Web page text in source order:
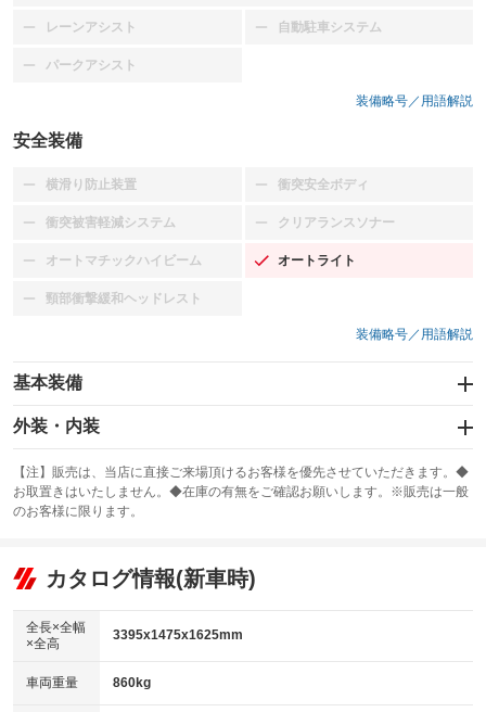
レーンアシスト
：装備なし 自動駐車システム
：装備なし
パークアシスト
：装備なし
装備略号／用語解説
安全装備
横滑り防止装置
：装備なし 衝突安全ボディ
：装備なし
衝突被害軽減システム
：装備なし クリアランスソナー
：装備なし
オートマチックハイビーム
：装備なし オートライト
：装備あり
頸部衝撃緩和ヘッドレスト
：装備なし
装備略号／用語解説
基本装備
エアバッグ：運転席/助手席
：装備あり
：装備なし
サンルーフ
：装備なし ABS
リフトアップ
：装備なし
：装備なし
パワーウィンドウ
アイドリングストップ
：装備なし
外装・内装
カーナビ：メモリーナビ他
：装備あり
TV：フルセグ
：装備あり
ビジュアル：-／DVD再生
：装備あり
：装備あり
革シート
キーレス
【注】販売は、当店に直接ご来場頂けるお客様を優先させていただきます。◆
お取置きはいたしません。◆在庫の有無をご確認お願いします。※販売は一般
のお客様に限ります。
カタログ情報(新車時)
全長×全幅
×全高
3395x1475x1625mm
車両重量 860kg